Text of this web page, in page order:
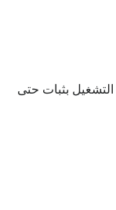
التشغيل بثبات حتى